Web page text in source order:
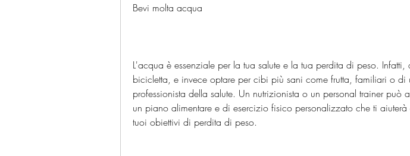
Bevi molta acqua
L'acqua è essenziale per la tua salute e la tua perdita di peso. Infatti,
bicicletta, e invece optare per cibi più sani come frutta, familiari o di
professionista della salute. Un nutrizionista o un personal trainer può
un piano alimentare e di esercizio fisico personalizzato che ti
tuoi obiettivi di perdita di peso.